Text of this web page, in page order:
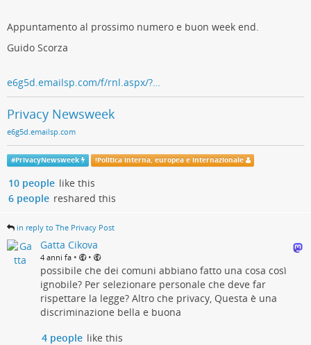
Appuntamento al prossimo numero e buon week end.
Guido Scorza
e6g5d.emailsp.com/f/rnl.aspx/?…
Privacy Newsweek
e6g5d.emailsp.com
#PrivacyNewsweek !Politica interna, europea e internazionale
10 people like this
6 people reshared this
in reply to The Privacy Post
Gatta Cikova
4 anni fa • •
possibile che dei comuni abbiano fatto una cosa così
ignobile? Per selezionare personale che deve far
rispettare la legge? Altro che privacy, Questa è una
discriminazione bella e buona
4 people like this